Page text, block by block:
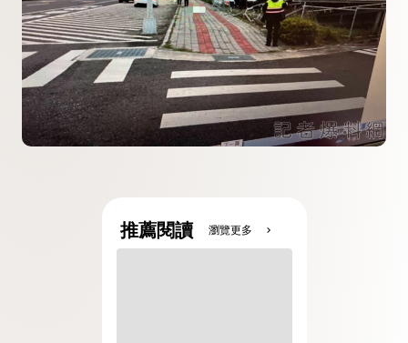
推薦閱讀 瀏覽更多 chevron_right